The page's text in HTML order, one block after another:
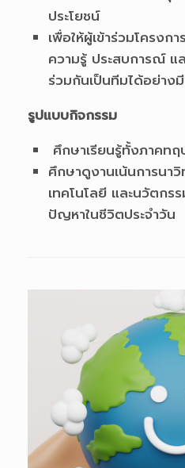
ประโยชน์
เพื่อให้ผู้เข้าร่วมโครงก
ความรู้ ประสบการณ์ แ
ร่วมกันเป็นทีมได้อย่าง
รูปแบบกิจกรรม
ศึกษาเรียนรู้ทั้งภาคท
ศึกษาดูงานเน้นการนา
เทคโนโลยี และนวัตกร
ปัญหาในชีวิตประจำวัน